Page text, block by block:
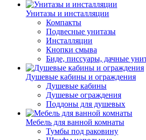
Унитазы и инсталляции
Компакты
Подвесные унитазы
Инсталляции
Кнопки смыва
Биде, писсуары, дачные
Душевые кабины и ограждения
Душевые кабины
Душевые ограждения
Поддоны для душевых
Мебель для ванной комнаты
Тумбы под раковину